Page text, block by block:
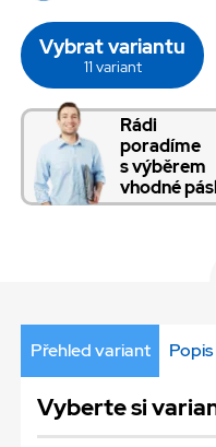
Vybrat variantu
11 variant
Rádi
poradíme
s výběrem
vhodné
Přehled variant Popis
Vyberte si